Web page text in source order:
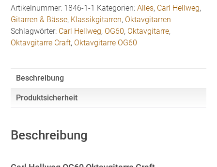
Artikelnummer: 1846-1-1 Kategorien:Alles, Carl Hellweg,
Gitarren & Bässe, Klassikgitarren, Oktavgitarren
Schlagwörter: Carl Hellweg, OG60, Oktavgitarre,
Oktavgitarre Craft, Oktavgitarre OG60
Beschreibung
Produktsicherheit
Beschreibung